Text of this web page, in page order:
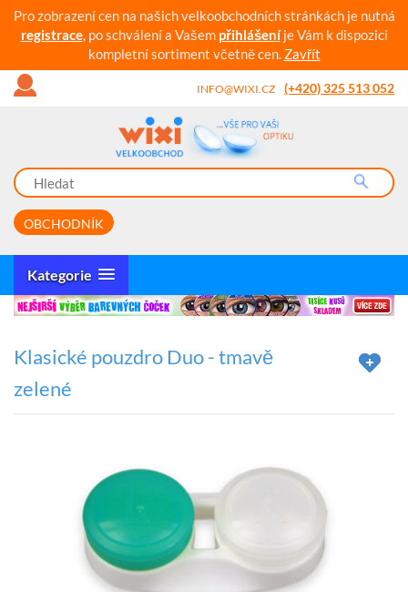
Pro zobrazení cen na našich velkoobchodních stránkách je nutná
registrace, po schválení a Vašem přihlášeníje Vám k dispozici
kompletní sortiment včetně cen. Zavřít
INFO@WIXI.CZ (+420) 325 513 052
OBCHODNÍK
Kategorie
Klasické pouzdro Duo - tmavě
zelené